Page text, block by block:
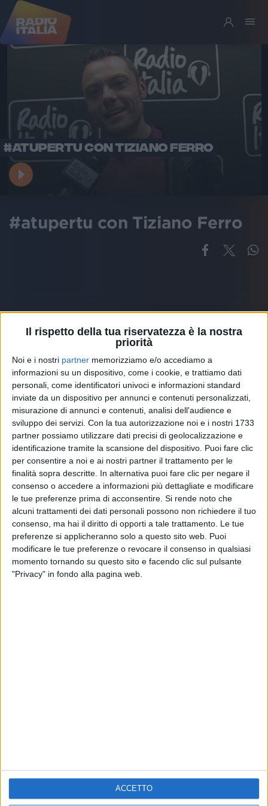
Il rispetto della tua riservatezza è la nostra
priorità
Noi e i nostri partner memorizziamo e/o accediamo a
informazioni su un dispositivo, come i cookie, e trattiamo dati
personali, come identificatori univoci e informazioni standard
inviate da un dispositivo per annunci e contenuti personalizzati,
misurazione di annunci e contenuti, analisi dell'audience e
sviluppo dei servizi. Con la tua autorizzazione noi e i nostri 1733
partner possiamo utilizzare dati precisi di geolocalizzazione e
identificazione tramite la scansione del dispositivo. Puoi fare clic
per consentire a noi e ai nostri partner il trattamento per le
finalità sopra descritte. In alternativa puoi fare clic per negare il
consenso o accedere a informazioni più dettagliate e modificare
le tue preferenze prima di acconsentire. Si rende noto che
alcuni trattamenti dei dati personali possono non richiedere il tuo
consenso, ma hai il diritto di opporti a tale trattamento. Le tue
preferenze si applicheranno solo a questo sito web. Puoi
modificare le tue preferenze o revocare il consenso in qualsiasi
momento tornando su questo sito e facendo clic sul pulsante
"Privacy" in fondo alla pagina web.
ACCETTO
#ATUPERTU CON TIZIANO FERRO
#atupertu con Tiziano Ferro
Altri ospiti
ELETTRA LAMBORGHINI
RADIO ITALIA LIVE ESTATE
VIDEO
ELETTRA LAMBORGHINI
VOI TANKA VILLAGE
VIDEO
RADIO ITALIA
VOI TANKA VILLAGE
2VIDEO
Mobile Radio Italia Tv